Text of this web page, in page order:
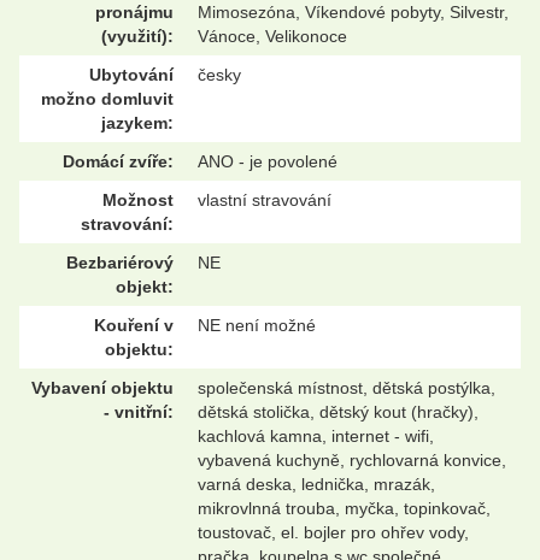
pronájmu
(využití):
Mimosezóna, Víkendové pobyty, Silvestr,
Vánoce, Velikonoce
Ubytování
možno domluvit
jazykem:
česky
Domácí zvíře:
ANO - je povolené
Možnost
stravování:
vlastní stravování
Bezbariérový
objekt:
NE
Kouření v
objektu:
NE není možné
Vybavení objektu
- vnitřní:
společenská místnost, dětská postýlka,
dětská stolička, dětský kout (hračky),
kachlová kamna, internet - wifi,
vybavená kuchyně, rychlovarná konvice,
varná deska, lednička, mrazák,
mikrovlnná trouba, myčka, topinkovač,
toustovač, el. bojler pro ohřev vody,